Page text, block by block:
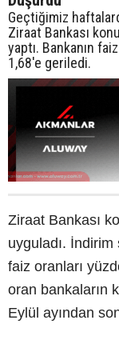
Geçtiğimiz
Ziraat Bankası
yaptı. Bankanın
1,68'e geriledi.
Ziraat Bankası
uyguladı. İndirim
faiz oranları
oran bankaların
Eylül ayından